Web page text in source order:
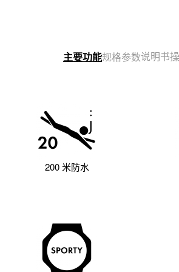
主要功能规格参数说明书
200 米防水